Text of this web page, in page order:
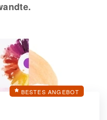
BESTES ANGEBOT